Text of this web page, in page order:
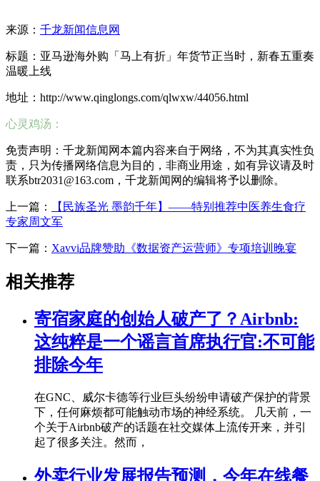
来源： 千龙新闻信息网
标题：亚马逊海外购「马上有折」年货节正当时，新春五重奏
温暖上线
地址：http://www.qinglongs.com/qlwxw/44056.html
心灵鸡汤：
免责声明：千龙新闻网本篇内容来自于网络，不为其真实性负
责，只为传播网络信息为目的，非商业用途，如有异议请及时
联系btr2031@163.com，千龙新闻网的编辑将予以删除。
上一篇：
【民族圣光 墨韵千年】——特别推荐中医养生食疗
专家周文军
下一篇： Xavvi品牌赞助《数据资产运营师》专项培训晚宴
相关推荐
寄宿家庭的创始人破产了？Airbnb:
这纯粹是一个谣言首席执行官:不可能
排除今年
在GNC、威尔卡德等行业巨头纷纷申请破产保护的背景
下，任何麻烦都可能触动市场的神经系统。 几天前，一
个关于Airbnb破产的话题在社交媒体上流传开来，并引
起了很多关注。然而，
外卖行业发展报告预测，今年在线餐